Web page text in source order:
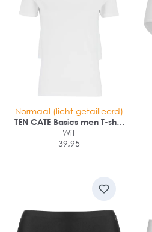
Normaal (licht getailleerd)
TEN CATE Basics men T-shirt
(2-pack)
Wit
39,95